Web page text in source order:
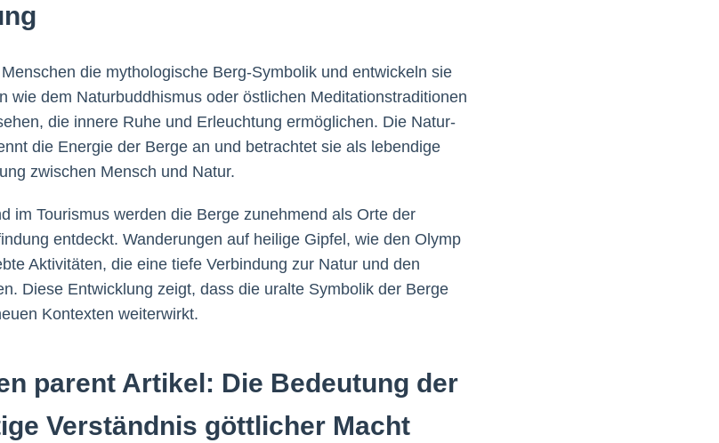
die mythologische Berg-Symbolik und entwickeln sie
wie dem Naturbuddhismus oder östlichen Meditationstraditionen
die innere Ruhe und Erleuchtung ermöglichen. Die Natur-
die Energie der Berge an und betrachtet sie als lebendige
zwischen Mensch und Natur.
im Tourismus werden die Berge zunehmend als Orte der
entdeckt. Wanderungen auf heilige Gipfel, wie den Olymp
Aktivitäten, die eine tiefe Verbindung zur Natur und den
Diese Entwicklung zeigt, dass die uralte Symbolik der Berge
Kontexten weiterwirkt.
parent Artikel: Die Bedeutung der
Verständnis göttlicher Macht